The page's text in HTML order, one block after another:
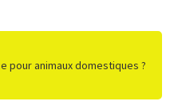
pour animaux domestiques ?